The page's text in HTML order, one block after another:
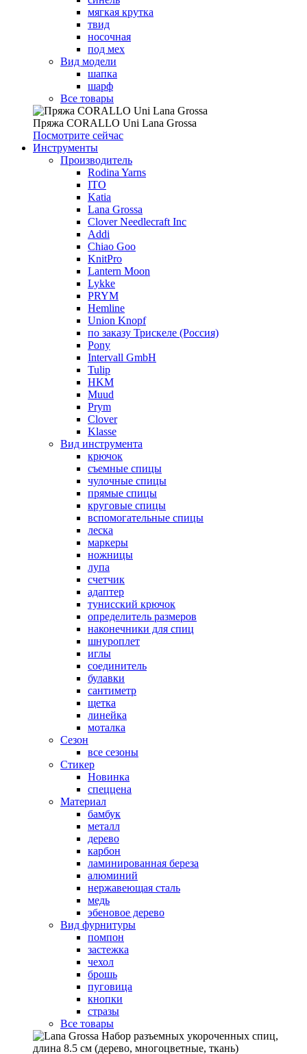
мягкая крутка
твид
носочная
под мех
Вид модели
шапка
шарф
Все товары
Пряжа CORALLO Uni Lana Grossa
Посмотрите сейчас
Инструменты
Производитель
Rodina Yarns
ITO
Katia
Lana Grossa
Clover Needlecraft Inc
Addi
Chiao Goo
KnitPro
Lantern Moon
Lykke
PRYM
Hemline
Union Knopf
по заказу Трискеле (Россия)
Pony
Intervall GmbH
Tulip
HKM
Muud
Prym
Clover
Klasse
Вид инструмента
крючок
съемные спицы
чулочные спицы
прямые спицы
круговые спицы
вспомогательные спицы
леска
маркеры
ножницы
лупа
счетчик
адаптер
тунисский крючок
определитель размеров
наконечники для спиц
шнуроплет
иглы
соединитель
булавки
сантиметр
щетка
линейка
моталка
Сезон
все сезоны
Стикер
Новинка
спеццена
Материал
бамбук
металл
дерево
карбон
ламинированная береза
алюминий
нержавеющая сталь
медь
эбеновое дерево
Вид фурнитуры
помпон
застежка
чехол
брошь
пуговица
кнопки
стразы
Все товары